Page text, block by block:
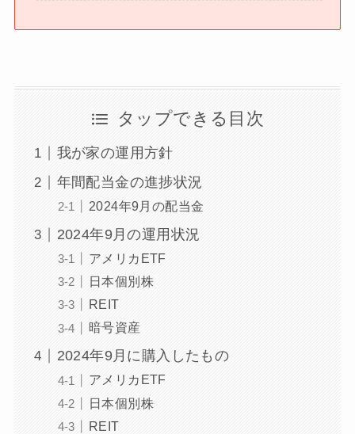
タップできる目次
我が家の運用方針
年間配当金の進捗状況
2024年9月の配当金
2024年9月の運用状況
アメリカETF
日本個別株
REIT
暗号資産
2024年9月に購入したもの
アメリカETF
日本個別株
REIT